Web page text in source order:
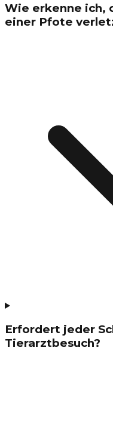
Wie erkenne ich,
einer Pfote
Erfordert jeder
Tierarztbesuch?